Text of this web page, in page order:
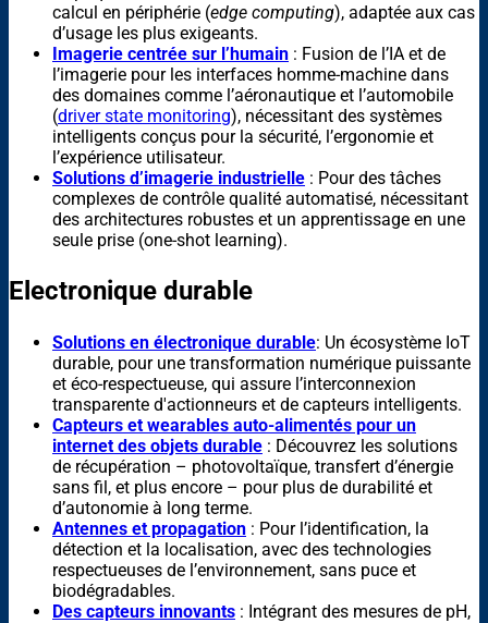
calcul en périphérie (edge computing), adaptée aux cas
d’usage les plus exigeants.
Imagerie centrée sur l’humain : Fusion de l’IA et de
l’imagerie pour les interfaces homme-machine dans
des domaines comme l’aéronautique et l’automobile
(driver state monitoring), nécessitant des systèmes
intelligents conçus pour la sécurité, l’ergonomie et
l’expérience utilisateur.
Solutions d’imagerie industrielle : Pour des tâches
complexes de contrôle qualité automatisé, nécessitant
des architectures robustes et un apprentissage en une
seule prise (one-shot learning).
Electronique durable
Solutions en électronique durable: Un écosystème IoT
durable, pour une transformation numérique puissante
et éco-respectueuse, qui assure l’interconnexion
transparente d'actionneurs et de capteurs intelligents.
Capteurs et wearables auto-alimentés pour un
internet des objets durable : Découvrez les solutions
de récupération – photovoltaïque, transfert d’énergie
sans fil, et plus encore – pour plus de durabilité et
d’autonomie à long terme.
Antennes et propagation : Pour l’identification, la
détection et la localisation, avec des technologies
respectueuses de l’environnement, sans puce et
biodégradables.
Des capteurs innovants : Intégrant des mesures de pH,